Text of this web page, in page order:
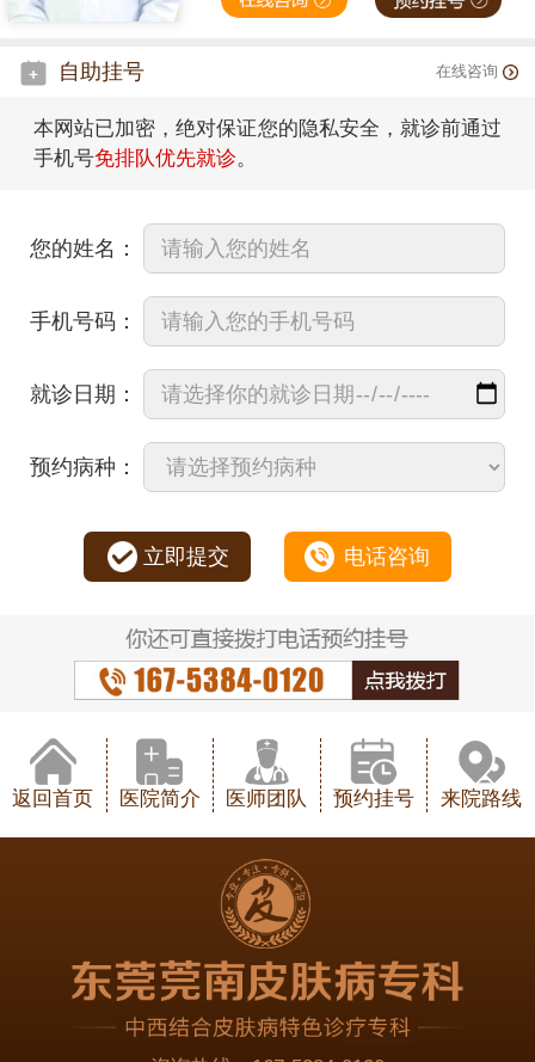
自助挂号 在线咨询
本网站已加密，绝对保证您的隐私安全，就诊前通过
手机号免排队优先就诊。
您的姓名：
手机号码：
就诊日期：
预约病种：
立即提交 电话咨询
返回首页 医院简介 医师团队 预约挂号 来院路线